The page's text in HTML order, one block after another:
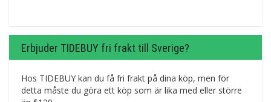
Erbjuder TIDEBUY fri frakt till Sverige?
Hos TIDEBUY kan du få fri frakt på dina köp, men för
detta måste du göra ett köp som är lika med eller större